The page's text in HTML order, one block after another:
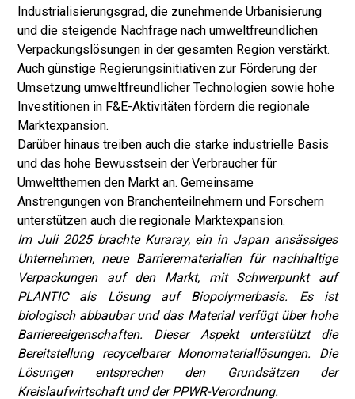
Industrialisierungsgrad, die zunehmende Urbanisierung
und die steigende Nachfrage nach umweltfreundlichen
Verpackungslösungen in der gesamten Region verstärkt.
Auch günstige Regierungsinitiativen zur Förderung der
Umsetzung umweltfreundlicher Technologien sowie hohe
Investitionen in F&E-Aktivitäten fördern die regionale
Marktexpansion.
Darüber hinaus treiben auch die starke industrielle Basis
und das hohe Bewusstsein der Verbraucher für
Umweltthemen den Markt an. Gemeinsame
Anstrengungen von Branchenteilnehmern und Forschern
unterstützen auch die regionale Marktexpansion.
Im Juli 2025 brachte Kuraray, ein in Japan ansässiges
Unternehmen, neue Barrierematerialien für nachhaltige
Verpackungen auf den Markt, mit Schwerpunkt auf
PLANTIC als Lösung auf Biopolymerbasis. Es ist
biologisch abbaubar und das Material verfügt über hohe
Barriereeigenschaften. Dieser Aspekt unterstützt die
Bereitstellung recycelbarer Monomateriallösungen. Die
Lösungen entsprechen den Grundsätzen der
Kreislaufwirtschaft und der PPWR-Verordnung.